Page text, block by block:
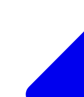
Scopri la nostra
Il